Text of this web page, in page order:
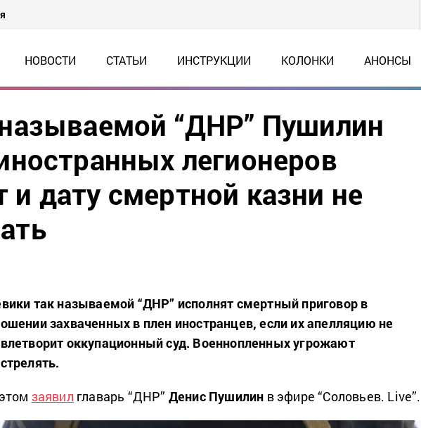
НОВОСТИ СТАТЬИ ИНСТРУКЦИИ КОЛОНКИ АНОНСЫ
“ДНР” Пушилин
легионеров
и дату смертной казни не
так называемой “ДНР” исполнят смертный приговор в
захваченных в плен иностранцев, если их апелляцию не
оккупационный суд. Военнопленных угрожают
заявил главарь “ДНР” Денис Пушилин в эфире “Соловьев. Live”.